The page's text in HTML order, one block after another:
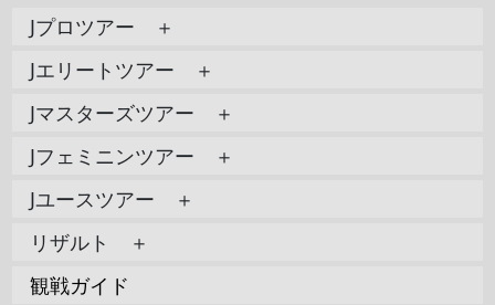
Jプロツアー ＋
Jエリートツアー ＋
Jマスターズツアー ＋
Jフェミニンツアー ＋
Jユースツアー ＋
リザルト ＋
観戦ガイド